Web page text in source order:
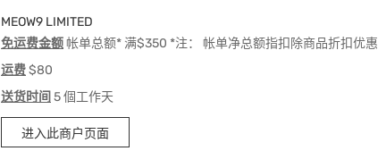
MEOW9 LIMITED
免运费金额帐单总额* 满$350 *注： 帐单净总额指扣除商品折扣优
运费$80
送货时间 5 個工作天
进入此商户页面